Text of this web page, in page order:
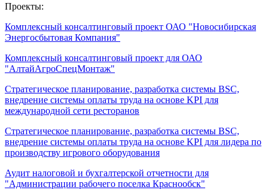
Проекты:
Комплексный консалтинговый проект ОАО "Новосибирская
Энергосбытовая Компания"
Комплексный консалтинговый проект для ОАО
"АлтайАгроСпецМонтаж"
Стратегическое планирование, разработка системы BSC,
внедрение системы оплаты труда на основе KPI для
международной сети ресторанов
Стратегическое планирование, разработка системы BSC,
внедрение системы оплаты труда на основе KPI для лидера по
производству игрового оборудования
Аудит налоговой и бухгалтерской отчетности для
"Администрации рабочего поселка Краснообск"